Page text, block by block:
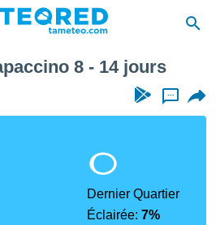
8 - 14 jours
...
Dernier Quartier
Éclairée:7%